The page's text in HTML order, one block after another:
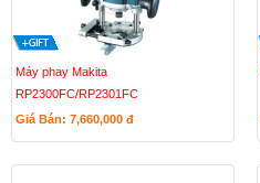
Máy phay Makita
RP2300FC/RP2301FC
Giá Bán: 7,660,000 đ